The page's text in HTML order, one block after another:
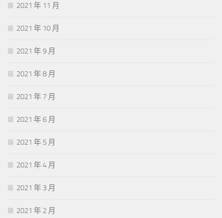
2021 年 11 月
2021 年 10 月
2021 年 9 月
2021 年 8 月
2021 年 7 月
2021 年 6 月
2021 年 5 月
2021 年 4 月
2021 年 3 月
2021 年 2 月